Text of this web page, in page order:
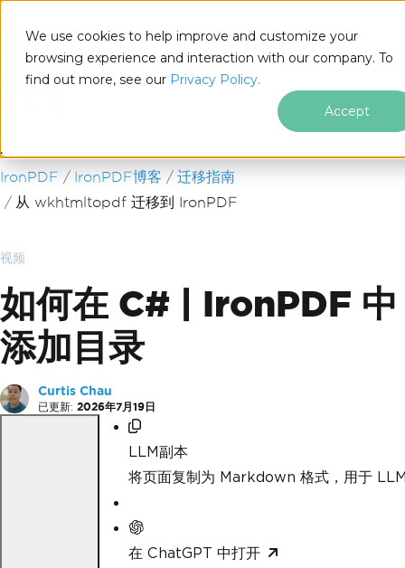
We use cookies to help improve and customize your
browsing experience and interaction with our company. To
find out more, see our Privacy Policy.
Accept
跳至页脚内容
IronPDF IronPDF博客
迁移指南
从 wkhtmltopdf 迁移到 IronPDF
视频
如何在 C# | IronPDF 中
添加目录
Curtis Chau
已更新: 2026年7月19日
LLM副本
将页面复制为 Markdown 格式，用于
在 ChatGPT 中打开